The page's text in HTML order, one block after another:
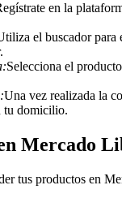
en la
el buscador para
Selecciona el
Una vez realizada la
tu domicilio.
Mercado
tus productos en